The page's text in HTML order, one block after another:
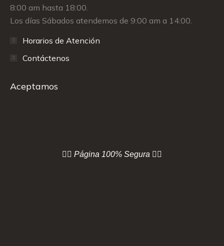
8:00 am hasta 18:00.
Los días Sábados atendemos de 9:00 am a 14:00.
Horarios de Atención
Contáctenos
Aceptamos
👇🏻 Página 100% Segura 👇🏻